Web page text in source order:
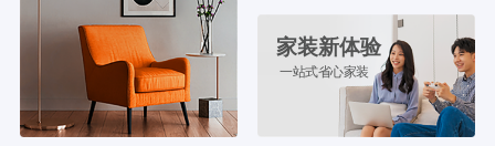
家装新体验
一站式省心家装